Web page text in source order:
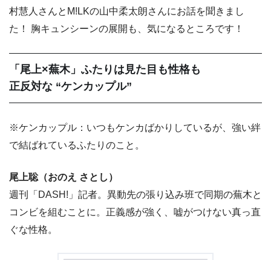
村慧人さんとM!LKの山中柔太朗さんにお話を聞きまし
た！ 胸キュンシーンの展開も、気になるところです！
「尾上×蕪木」ふたりは見た目も性格も
正反対な “ケンカップル”
※ケンカップル：いつもケンカばかりしているが、強い絆
で結ばれているふたりのこと。
尾上聡（おのえ さとし）
週刊「DASH!」記者。異動先の張り込み班で同期の蕪木と
コンビを組むことに。正義感が強く、嘘がつけない真っ直
ぐな性格。